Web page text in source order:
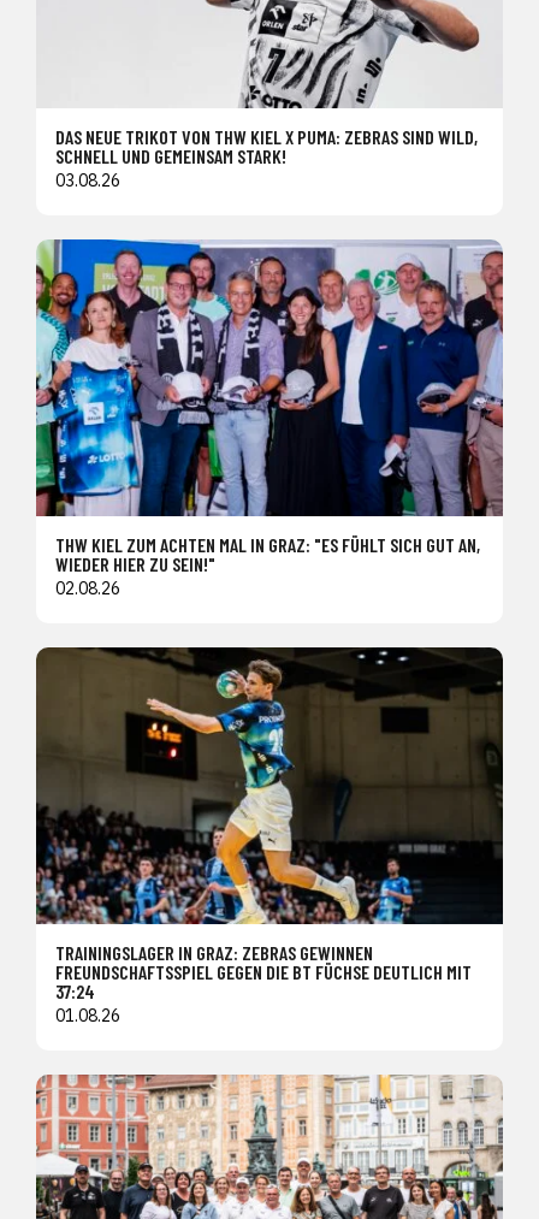
DAS NEUE TRIKOT VON THW KIEL X PUMA: ZEBRAS SIND WILD,
SCHNELL UND GEMEINSAM STARK!
03.08.26
THW KIEL ZUM ACHTEN MAL IN GRAZ: "ES FÜHLT SICH GUT AN,
WIEDER HIER ZU SEIN!"
02.08.26
TRAININGSLAGER IN GRAZ: ZEBRAS GEWINNEN
FREUNDSCHAFTSSPIEL GEGEN DIE BT FÜCHSE DEUTLICH MIT
37:24
01.08.26